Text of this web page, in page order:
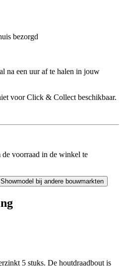
bezorgd
na een uur af te halen in jouw
voor Click & Collect beschikbaar.
voorraad in de winkel te
Showmodel bij andere bouwmarkten
5 stuks. De houtdraadbout is